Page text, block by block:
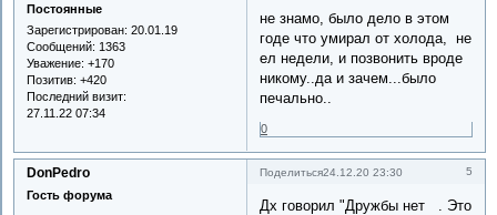
Постоянные
Зарегистрирован: 20.01.19
Сообщений: 1363
Уважение: +170
Позитив: +420
Последний визит:
27.11.22 07:34
не знамо, было дело в этом
годе что умирал от холода, не
ел недели, и позвонить вроде
никому..да и зачем...было
печально..
0
Поделиться 5
24.12.20 23:30
DonPedro
Гость форума
Дх говорил "Дружбы нет . Это